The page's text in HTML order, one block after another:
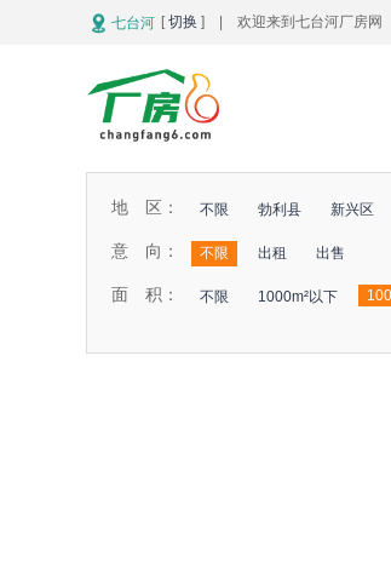
七台河 [ 切换 ] | 欢迎来到七台河厂房网
地 区： 不限 勃利县 新兴区
意 向： 不限 出租 出售
面 积： 不限 1000m²以下